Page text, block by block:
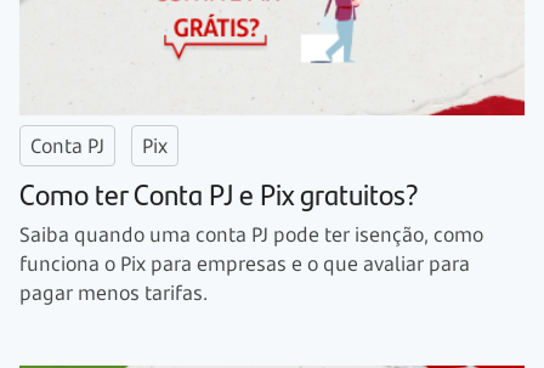
Conta PJ Pix
Como ter Conta PJ e Pix gratuitos?
Saiba quando uma conta PJ pode ter isenção, como
funciona o Pix para empresas e o que avaliar para
pagar menos tarifas.